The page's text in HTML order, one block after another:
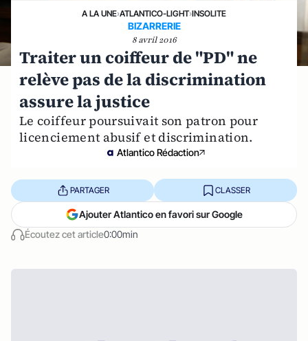
A LA UNE›ATLANTICO-LIGHT›INSOLITE
BIZARRERIE
8 avril 2016
Traiter un coiffeur de "PD" ne
relève pas de la discrimination
assure la justice
Le coiffeur poursuivait son patron pour
licenciement abusif et discrimination.
Atlantico Rédaction
Écoutez cet article0:00min
PARTAGER CLASSER
Ajouter Atlantico en favori sur Google